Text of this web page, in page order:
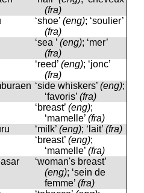
(fra)
‘shoe’ (eng); ‘soulier’
(fra)
‘sea ​​’ (eng); ‘mer’
(fra)
‘reed’ (eng); ‘jonc’
(fra)
‘side whiskers’ (eng);
‘favoris’ (fra)
‘breast’ (eng);
‘mamelle’ (fra)
‘milk’ (eng); ‘lait’ (fra)
‘breast’ (eng);
‘mamelle’ (fra)
‘woman's breast’
(eng); ‘sein de
femme’ (fra)